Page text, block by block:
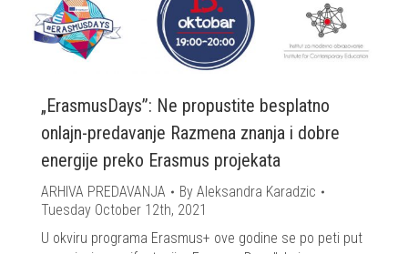
„ErasmusDays”: Ne propustite besplatno
onlajn-predavanje Razmena znanja i dobre
energije preko Erasmus projekata
ARHIVA PREDAVANJA By Aleksandra Karadzic
Tuesday October 12th, 2021
U okviru programa Erasmus+ ove godine se po peti put